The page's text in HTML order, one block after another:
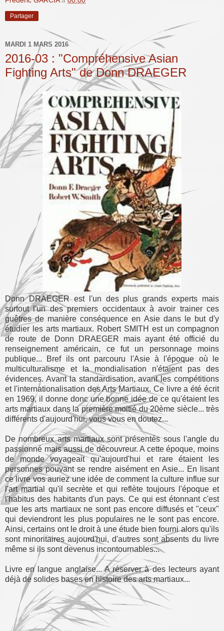
Partager
MARDI 1 MARS 2016
2016-03 : "Compréhensive Asian
Fighting Arts" de Donn DRAEGER
Donn DRAEGER est l'un des plus grands experts mais
surtout l'un des premiers occidentaux à avoir trainer ces
guêtres de manière conséquence en Asie dans le but d'y
étudier les arts martiaux. Robert SMITH est un compagnon
de route de Donn DRAEGER mais ayant été officié du
renseignement américain, ce fut un personnage moins
publique... Bref ils ont parcouru l'Asie à l'époque où le
multiculturalisme et la mondialisation n'étaient pas des
évidences. Avant la standardisation, avant les compétitions
et l'internationalisation des Arts Martiaux. Ce livre a été écrit
en 1969, il donne donc une bonne idée de ce qu'étaient les
arts martiaux dans la première moitié du 20ème siècle... très
différents d'aujourd'hui, vous vous en doutez...
De nombreux arts martiaux sont présentés sous l'angle du
passionné mais aussi de découvreur. A cette époque, moins
de monde voyageait qu'aujourd'hui et rare étaient les
personnes pouvant se rendre aisément en Asie... En lisant
ce livre vos auriez une idée de comment la culture influe sur
l'art martial qu'il secrète et qui reflète toujours l'époque et
l'habitus des habitants d'un pays. Ce qui est étonnant c'est
que les arts martiaux ne sont pas encore diffusés et "ceux"
qui deviendront les plus populaires ne le sont pas encore.
Ainsi, certains ont le droit à une étude bien fourni alors qu'ils
sont minoritaires aujourd'hui, d'autres sont absents du livre
même si ils sont devenus incontournables...
Livre en langue anglaise... A réserver à des lecteurs ayant
déjà de solides bases en histoire des arts martiaux...